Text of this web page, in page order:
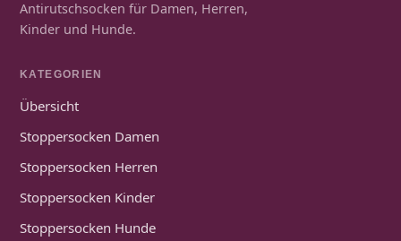
Antirutschsocken für Damen, Herren,
Kinder und Hunde.
KATEGORIEN
Übersicht
Stoppersocken Damen
Stoppersocken Herren
Stoppersocken Kinder
Stoppersocken Hunde